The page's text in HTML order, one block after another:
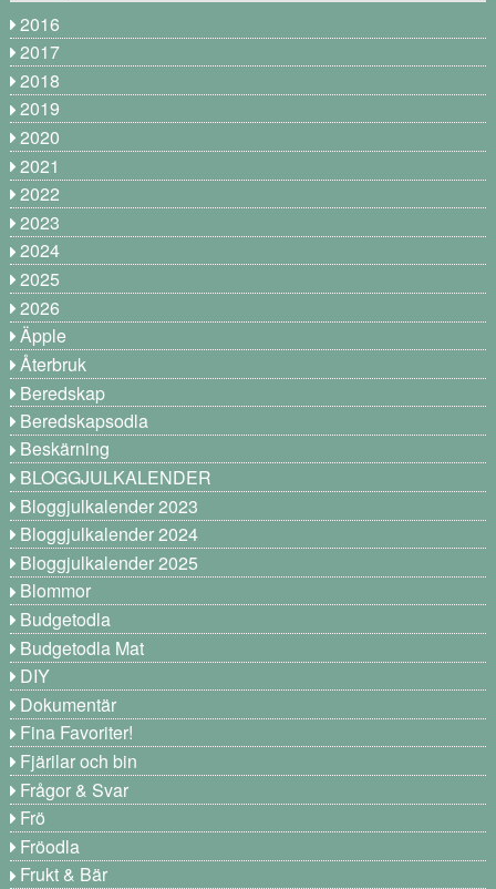
2016
2017
2018
2019
2020
2021
2022
2023
2024
2025
2026
Äpple
Återbruk
Beredskap
Beredskapsodla
Beskärning
BLOGGJULKALENDER
Bloggjulkalender 2023
Bloggjulkalender 2024
Bloggjulkalender 2025
Blommor
Budgetodla
Budgetodla Mat
DIY
Dokumentär
Fina Favoriter!
Fjärilar och bin
Frågor & Svar
Frö
Fröodla
Frukt & Bär